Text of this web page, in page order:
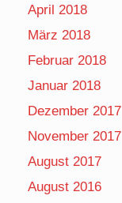
April 2018
März 2018
Februar 2018
Januar 2018
Dezember 2017
November 2017
August 2017
August 2016